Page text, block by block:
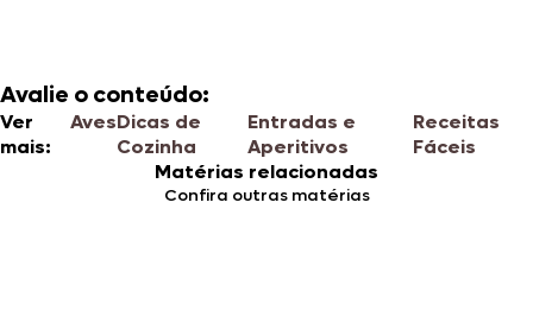
Avalie o conteúdo:
Ver
mais:
AvesDicas de
Cozinha
Entradas e
Aperitivos
Receitas
Fáceis
Matérias relacionadas
Confira outras matérias